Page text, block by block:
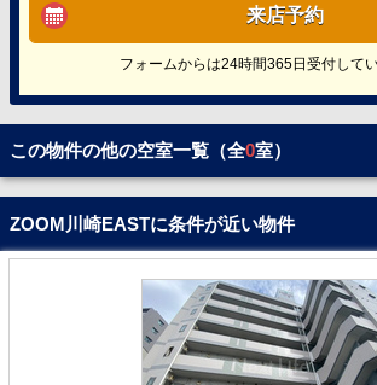
来店予約
フォームからは24時間365日受付してい
この物件の他の空室一覧（全0室）
ZOOM川崎EASTに条件が近い物件